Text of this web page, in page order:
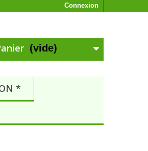
Connexion
(vide)
*